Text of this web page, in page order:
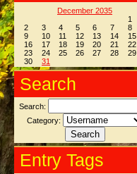
December 2035
1
2
3 4 5 6 7
8
9
10 11 12 13 14
15
16
17 18 19 20 21
22
23
24 25 26 27 28
29
30
31
Search
Search:
Category:
Entry Tags